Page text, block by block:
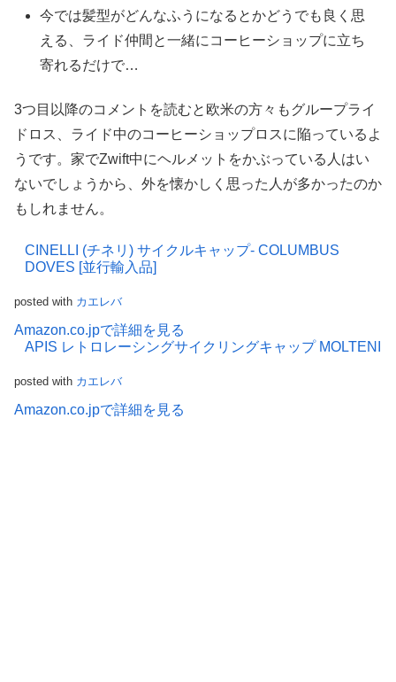
今では髪型がどんなふうになるとかどうでも良く思
える、ライド仲間と一緒にコーヒーショップに立ち
寄れるだけで…
3つ目以降のコメントを読むと欧米の方々もグループライ
ドロス、ライド中のコーヒーショップロスに陥っているよ
うです。家でZwift中にヘルメットをかぶっている人はい
ないでしょうから、外を懐かしく思った人が多かったのか
もしれません。
CINELLI (チネリ) サイクルキャップ- COLUMBUS
DOVES [並行輸入品]
posted with カエレバ
Amazon.co.jpで詳細を見る
APIS レトロレーシングサイクリングキャップ MOLTENI
posted with カエレバ
Amazon.co.jpで詳細を見る